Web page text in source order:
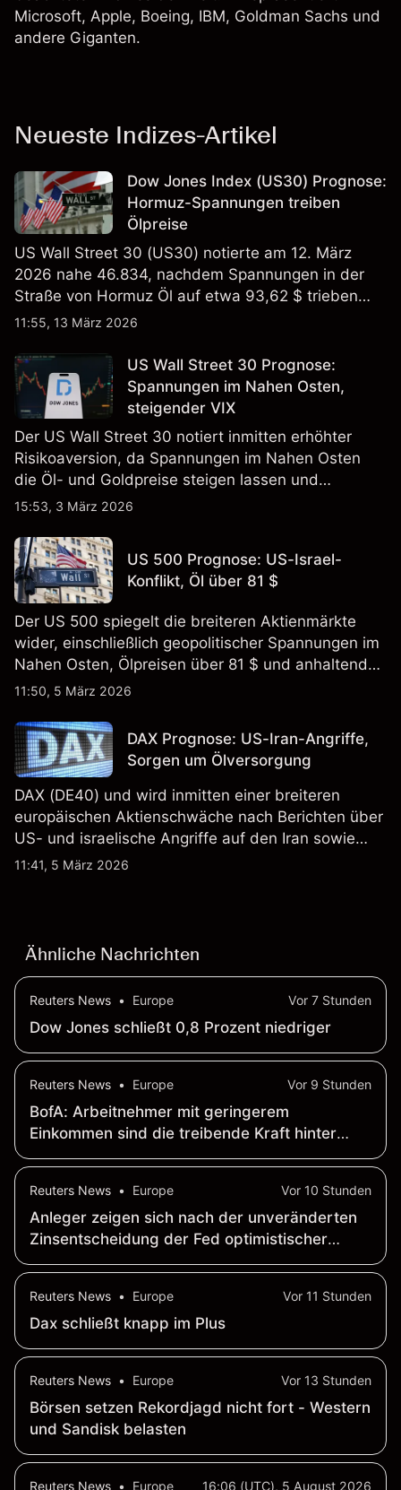
Microsoft, Apple, Boeing, IBM, Goldman Sachs und
andere Giganten.
Neueste Indizes-Artikel
Dow Jones Index (US30) Prognose:
Hormuz-Spannungen treiben
Ölpreise
US Wall Street 30 (US30) notierte am 12. März
2026 nahe 46.834, nachdem Spannungen in der
Straße von Hormuz Öl auf etwa 93,62 $ trieben
und die US-Arbeitslosigkeit auf 4,4% stieg. Die
verlässlicher Indikator für zukünftige Ergebnisse.
11:55, 13 März 2026
US Wall Street 30 Prognose:
Spannungen im Nahen Osten,
steigender VIX
Der US Wall Street 30 notiert inmitten erhöhter
Risikoaversion, da Spannungen im Nahen Osten
die Öl- und Goldpreise steigen lassen und
Volatilitätsmaße wie den VIX nach oben treiben.
verlässlicher Indikator für zukünftige Ergebnisse.
15:53, 3 März 2026
US 500 Prognose: US-Israel-
Konflikt, Öl über 81 $
Der US 500 spiegelt die breiteren Aktienmärkte
wider, einschließlich geopolitischer Spannungen im
Nahen Osten, Ölpreisen über 81 $ und anhaltender
Unsicherheit bezüglich der Federal-Reserve-Politik.
verlässlicher Indikator für zukünftige Ergebnisse.
11:50, 5 März 2026
DAX Prognose: US-Iran-Angriffe,
Sorgen um Ölversorgung
DAX (DE40) und wird inmitten einer breiteren
europäischen Aktienschwäche nach Berichten über
US- und israelische Angriffe auf den Iran sowie
steigenden Energieversorgungssorgen gehandelt.
11:41, 5 März 2026
Ähnliche Nachrichten
Reuters News • Europe Vor 7 Stunden
Dow Jones schließt 0,8 Prozent niedriger
Reuters News • Europe Vor 9 Stunden
BofA: Arbeitnehmer mit geringerem
Einkommen sind die treibende Kraft hinter
dem Beschäftigungs- und Lohnwachstum
Reuters News • Europe Vor 10 Stunden
Anleger zeigen sich nach der unveränderten
Zinsentscheidung der Fed optimistischer
gegenüber Aktien — AAII
Reuters News • Europe Vor 11 Stunden
Dax schließt knapp im Plus
Reuters News • Europe Vor 13 Stunden
Börsen setzen Rekordjagd nicht fort - Western
und Sandisk belasten
Reuters News • Europe 16:06 (UTC), 5 August 2026